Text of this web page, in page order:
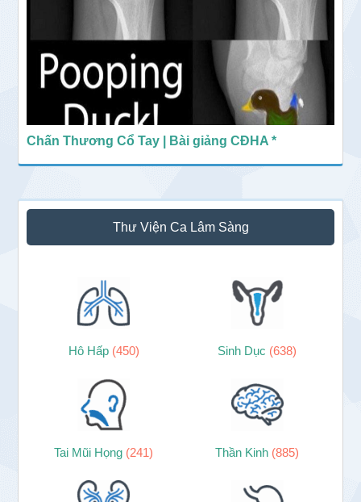
Chấn Thương Cổ Tay | Bài giảng CĐHA *
Thư Viện Ca Lâm Sàng
Hô Hấp (450) Sinh Dục (638)
Tai Mũi Họng (241) Thần Kinh (885)